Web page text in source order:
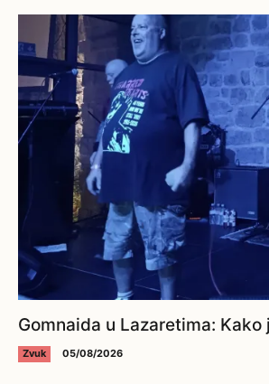
Gomnaida u Lazaretima:
Zvuk 05/08/2026